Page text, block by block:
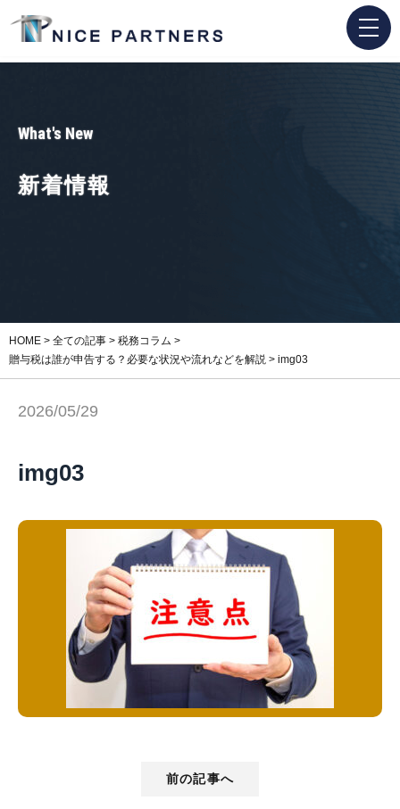
What's New
新着情報
HOME > 全ての記事 > 税務コラム >
贈与税は誰が申告する？必要な状況や流れなどを解説 > img03
2026/05/29
img03
前の記事へ